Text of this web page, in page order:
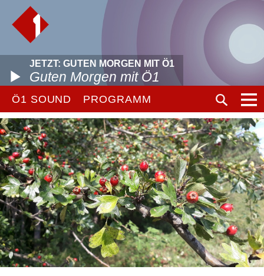
JETZT: GUTEN MORGEN MIT Ö1
Guten Morgen mit Ö1
Ö1 SOUND PROGRAMM